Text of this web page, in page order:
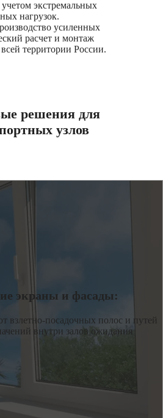
учетом экстремальных
нагрузок.
усиленных
расчет и монтаж
территории России.
решения для
узлов
экраны и фасады:
взлетно-посадочных полос и путей
внутри залов ожидания